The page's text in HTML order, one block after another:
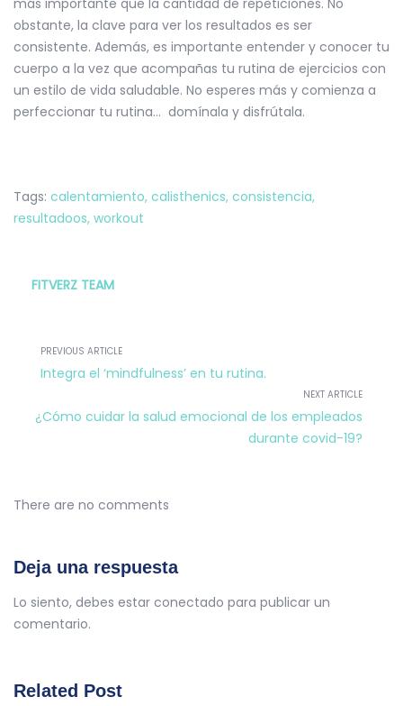
más importante que la cantidad de repeticiones. No
obstante, la clave para ver los resultados es ser
consistente. Además, es importante entender y conocer tu
cuerpo a la vez que acompañas tu rutina de ejercicios con
un estilo de vida saludable. No esperes más y comienza a
perfeccionar tu rutina… domínala y disfrútala.
Tags: calentamiento, calisthenics, consistencia,
resultadoos, workout
FITVERZ TEAM
PREVIOUS ARTICLE
Integra el ‘mindfulness’ en tu rutina.
NEXT ARTICLE
¿Cómo cuidar la salud emocional de los empleados
durante covid-19?
There are no comments
Deja una respuesta
Lo siento, debes estar conectado para publicar un
comentario.
Related Post